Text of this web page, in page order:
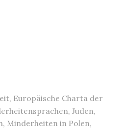
, Europäische Charta der
, Juden,
, Minderheiten in Polen,